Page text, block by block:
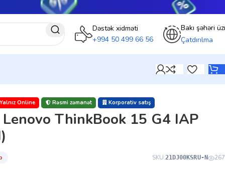
Dəstək xidməti
+994 50 499 66 56
Bakı şəhəri
Çatdırılma
Online Rəsmi zəmanət Korporativ satış
ThinkBook 15 G4 IAP
SKU:21DJ00KSRU-N 267